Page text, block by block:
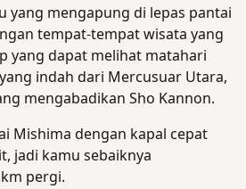
yang mengapung di lepas pantai
tempat-tempat wisata yang
yang dapat melihat matahari
indah dari Mercusuar Utara,
mengabadikan Sho Kannon.
Mishima dengan kapal cepat
jadi kamu sebaiknya
pergi.